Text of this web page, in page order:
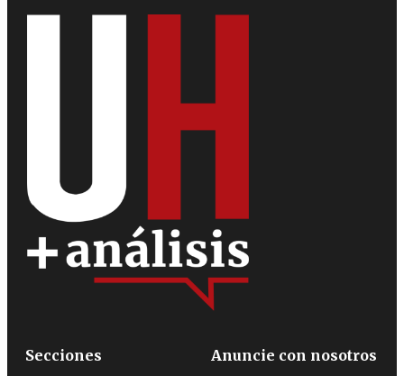
Secciones
Anuncie con nosotros